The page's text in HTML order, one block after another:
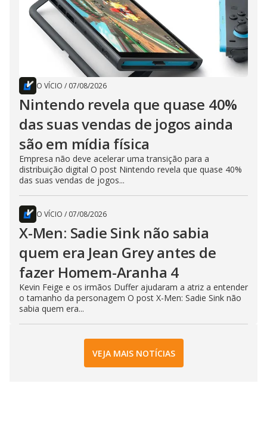
O VÍCIO / 07/08/2026
Nintendo revela que quase 40%
das suas vendas de jogos ainda
são em mídia física
Empresa não deve acelerar uma transição para a
distribuição digital O post Nintendo revela que quase 40%
das suas vendas de jogos...
O VÍCIO / 07/08/2026
X-Men: Sadie Sink não sabia
quem era Jean Grey antes de
fazer Homem-Aranha 4
Kevin Feige e os irmãos Duffer ajudaram a atriz a entender
o tamanho da personagem O post X-Men: Sadie Sink não
sabia quem era...
VEJA MAIS NOTÍCIAS